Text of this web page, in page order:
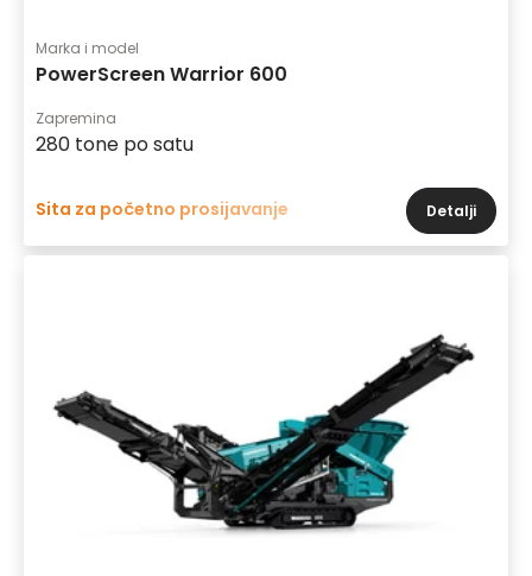
Marka i model
PowerScreen Warrior 600
Zapremina
280 tone po satu
Sita za početno prosijavanje Detalji